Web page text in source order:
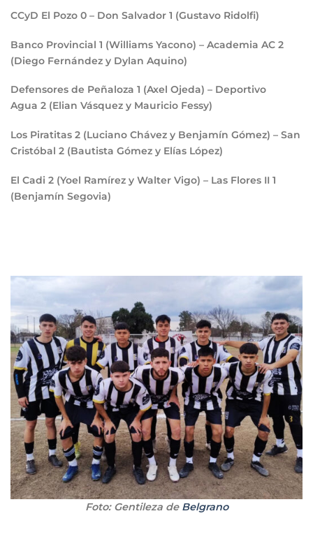
CCyD El Pozo 0 – Don Salvador 1 (Gustavo Ridolfi)
Banco Provincial 1 (Williams Yacono) – Academia AC 2
(Diego Fernández y Dylan Aquino)
Defensores de Peñaloza 1 (Axel Ojeda) – Deportivo
Agua 2 (Elian Vásquez y Mauricio Fessy)
Los Piratitas 2 (Luciano Chávez y Benjamín Gómez) – San
Cristóbal 2 (Bautista Gómez y Elías López)
El Cadi 2 (Yoel Ramírez y Walter Vigo) – Las Flores II 1
(Benjamín Segovia)
Foto: Gentileza de Belgrano